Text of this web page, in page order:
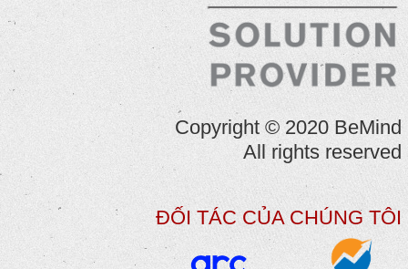
Copyright © 2020 BeMind
All rights reserved
ĐỐI TÁC CỦA CHÚNG TÔI